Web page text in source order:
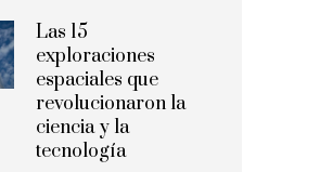
Las 15
exploraciones
espaciales que
revolucionaron la
ciencia y la
tecnología